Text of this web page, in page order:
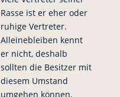
Rasse ist er eher oder
ruhige Vertreter.
Alleinebleiben kennt
er nicht, deshalb
sollten die Besitzer mit
diesem Umstand
umgehen können.